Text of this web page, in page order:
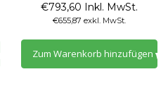
€793,60 Inkl. MwSt.
€655,87 exkl. MwSt.
Zum Warenkorb hinzufügen